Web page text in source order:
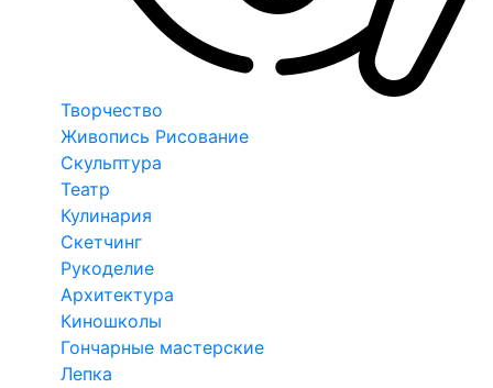
Творчество
Живопись Рисование
Скульптура
Театр
Кулинария
Скетчинг
Рукоделие
Архитектура
Киношколы
Гончарные мастерские
Лепка